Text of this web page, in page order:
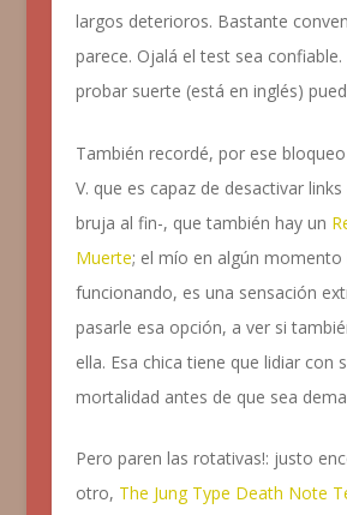
largos deterioros. Bastante
parece. Ojalá el test sea confiable.
probar suerte (está en inglés)
También recordé, por ese
V. que es capaz de desactivar
bruja al fin-, que también hay un
Muerte; el mío en algún momento
funcionando, es una sensación
pasarle esa opción, a ver si
ella. Esa chica tiene que lidiar con
mortalidad antes de que sea
Pero paren las rotativas!: justo
otro, The Jung Type Death Note